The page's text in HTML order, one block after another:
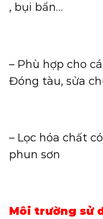
, bụi bẩn…
– Phù hợp cho
Đóng tàu, sửa
– Lọc hóa chất
phun sơn
Môi trường sử